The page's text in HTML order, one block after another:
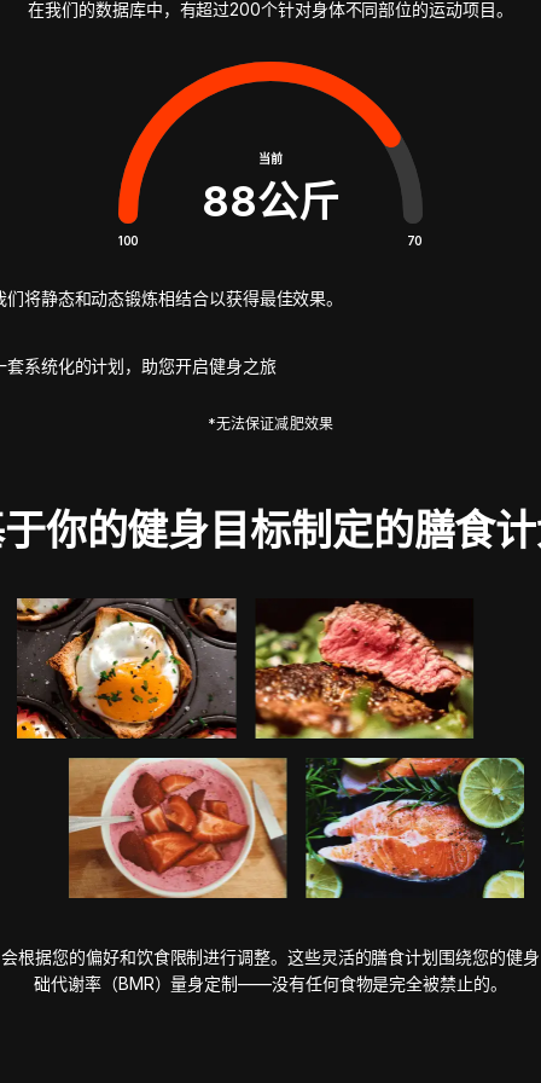
在我们的数据库中，有超过200个针对身体不同部位的运动项目。
当前
88公斤
100 70
们将静态和动态锻炼相结合以获得最佳效果。
套系统化的计划，助您开启健身之旅
*无法保证减肥效果
你的健身目标制定的膳食
根据您的偏好和饮食限制进行调整。这些灵活的膳食计划围绕您的健
础代谢率（BMR）量身定制——没有任何食物是完全被禁止的。